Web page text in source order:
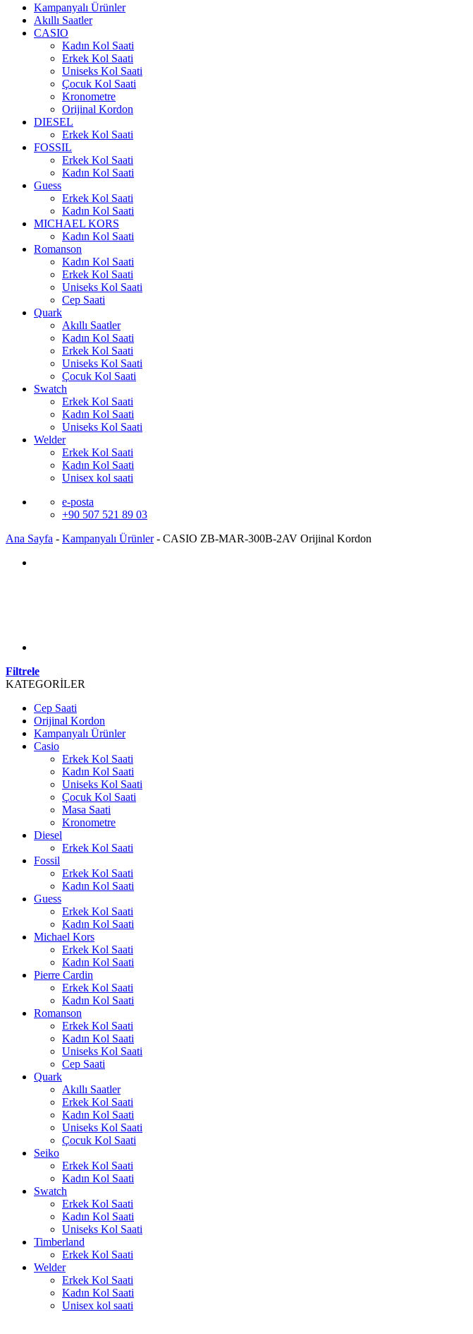
Kampanyalı Ürünler
Akıllı Saatler
CASIO
Kadın Kol Saati
Erkek Kol Saati
Uniseks Kol Saati
Çocuk Kol Saati
Kronometre
Orijinal Kordon
DIESEL
Erkek Kol Saati
FOSSIL
Erkek Kol Saati
Kadın Kol Saati
Guess
Erkek Kol Saati
Kadın Kol Saati
MICHAEL KORS
Kadın Kol Saati
Romanson
Kadın Kol Saati
Erkek Kol Saati
Uniseks Kol Saati
Cep Saati
Quark
Akıllı Saatler
Kadın Kol Saati
Erkek Kol Saati
Uniseks Kol Saati
Çocuk Kol Saati
Swatch
Erkek Kol Saati
Kadın Kol Saati
Uniseks Kol Saati
Welder
Erkek Kol Saati
Kadın Kol Saati
Unisex kol saati
e-posta
+90 507 521 89 03
Ana Sayfa - Kampanyalı Ürünler- CASIO ZB-MAR-300B-2AV Orijinal Kordon
Filtrele
KATEGORİLER
Cep Saati
Orijinal Kordon
Kampanyalı Ürünler
Casio
Erkek Kol Saati
Kadın Kol Saati
Uniseks Kol Saati
Çocuk Kol Saati
Masa Saati
Kronometre
Diesel
Erkek Kol Saati
Fossil
Erkek Kol Saati
Kadın Kol Saati
Guess
Erkek Kol Saati
Kadın Kol Saati
Michael Kors
Erkek Kol Saati
Kadın Kol Saati
Pierre Cardin
Erkek Kol Saati
Kadın Kol Saati
Romanson
Erkek Kol Saati
Kadın Kol Saati
Uniseks Kol Saati
Cep Saati
Quark
Akıllı Saatler
Erkek Kol Saati
Kadın Kol Saati
Uniseks Kol Saati
Çocuk Kol Saati
Seiko
Erkek Kol Saati
Kadın Kol Saati
Swatch
Erkek Kol Saati
Kadın Kol Saati
Uniseks Kol Saati
Timberland
Erkek Kol Saati
Welder
Erkek Kol Saati
Kadın Kol Saati
Unisex kol saati